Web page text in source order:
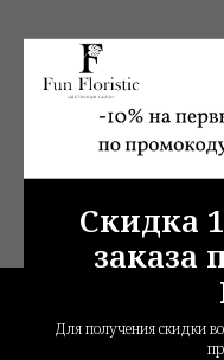
Пиони
6 100р.
Скидка
заказа
Для получения скидки